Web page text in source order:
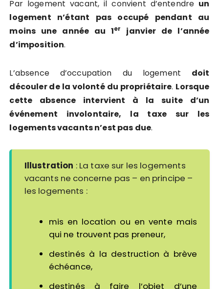
Par logement vacant, il convient d’entendre un
logement n’étant pas occupé pendant au
moins une année au 1er
janvier de l’année
d’imposition.
L’absence d’occupation du logement doit
découler de la volonté du propriétaire. Lorsque
cette absence intervient à la suite d’un
événement involontaire, la taxe sur les
logements vacants n’est pas due.
Illustration : La taxe sur les logements
vacants ne concerne pas – en principe –
les logements :
mis en location ou en vente mais
qui ne trouvent pas preneur,
destinés à la destruction à brève
échéance,
destinés à faire l’objet d’une